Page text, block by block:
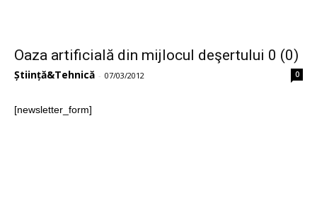
Oaza artificială din mijlocul deşertului 0 (0)
Știință&Tehnică - 07/03/2012 0
[newsletter_form]